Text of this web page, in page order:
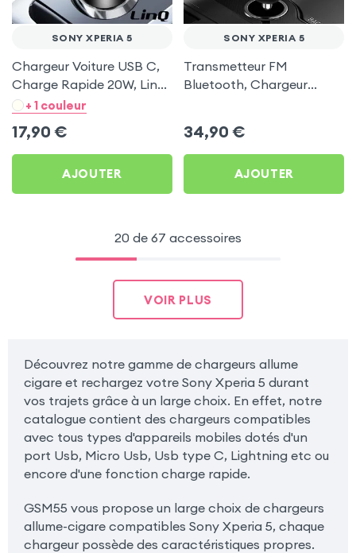
SONY XPERIA 5
Chargeur Voiture USB C,
Charge Rapide 20W, LinQ
- Noir pour Sony Xperia 5
+ 1 couleur
17,90 €
AJOUTER
SONY XPERIA 5
Transmetteur FM
Bluetooth, Chargeur
34,90 €
AJOUTER
20 de 67 accessoires
VOIR PLUS
Découvrez notre gamme de chargeurs allume
cigare et rechargez votre Sony Xperia 5 durant
vos trajets grâce à un large choix. En effet, notre
catalogue contient des chargeurs compatibles
avec tous types d'appareils mobiles dotés d'un
port Usb, Micro Usb, Usb type C, Lightning etc ou
encore d'une fonction charge rapide.
GSM55 vous propose un large choix de chargeurs
allume-cigare compatibles Sony Xperia 5, chaque
chargeur possède des caractéristiques propres.